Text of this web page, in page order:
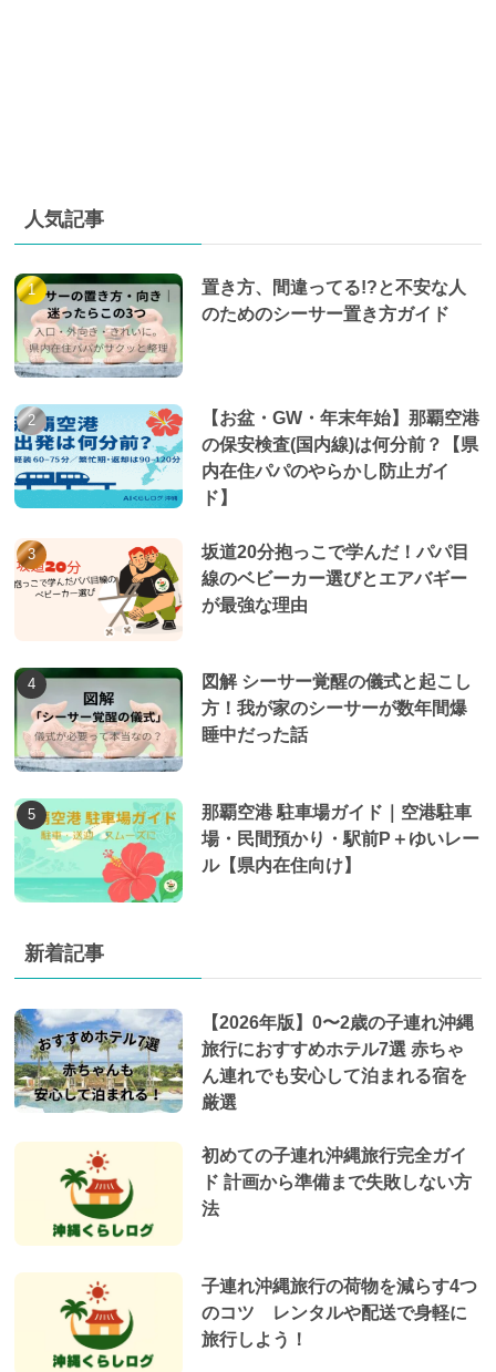
人気記事
置き方、間違ってる!?と不安な人
のためのシーサー置き方ガイド
【お盆・GW・年末年始】那覇空港
の保安検査(国内線)は何分前？【県
内在住パパのやらかし防止ガイ
ド】
坂道20分抱っこで学んだ！パパ目
線のベビーカー選びとエアバギー
が最強な理由
図解 シーサー覚醒の儀式と起こし
方！我が家のシーサーが数年間爆
睡中だった話
那覇空港 駐車場ガイド｜空港駐車
場・民間預かり・駅前P＋ゆいレー
ル【県内在住向け】
新着記事
【2026年版】0〜2歳の子連れ沖縄
旅行におすすめホテル7選 赤ちゃ
ん連れでも安心して泊まれる宿を
厳選
初めての子連れ沖縄旅行完全ガイ
ド 計画から準備まで失敗しない方
法
子連れ沖縄旅行の荷物を減らす4つ
のコツ レンタルや配送で身軽に
旅行しよう！